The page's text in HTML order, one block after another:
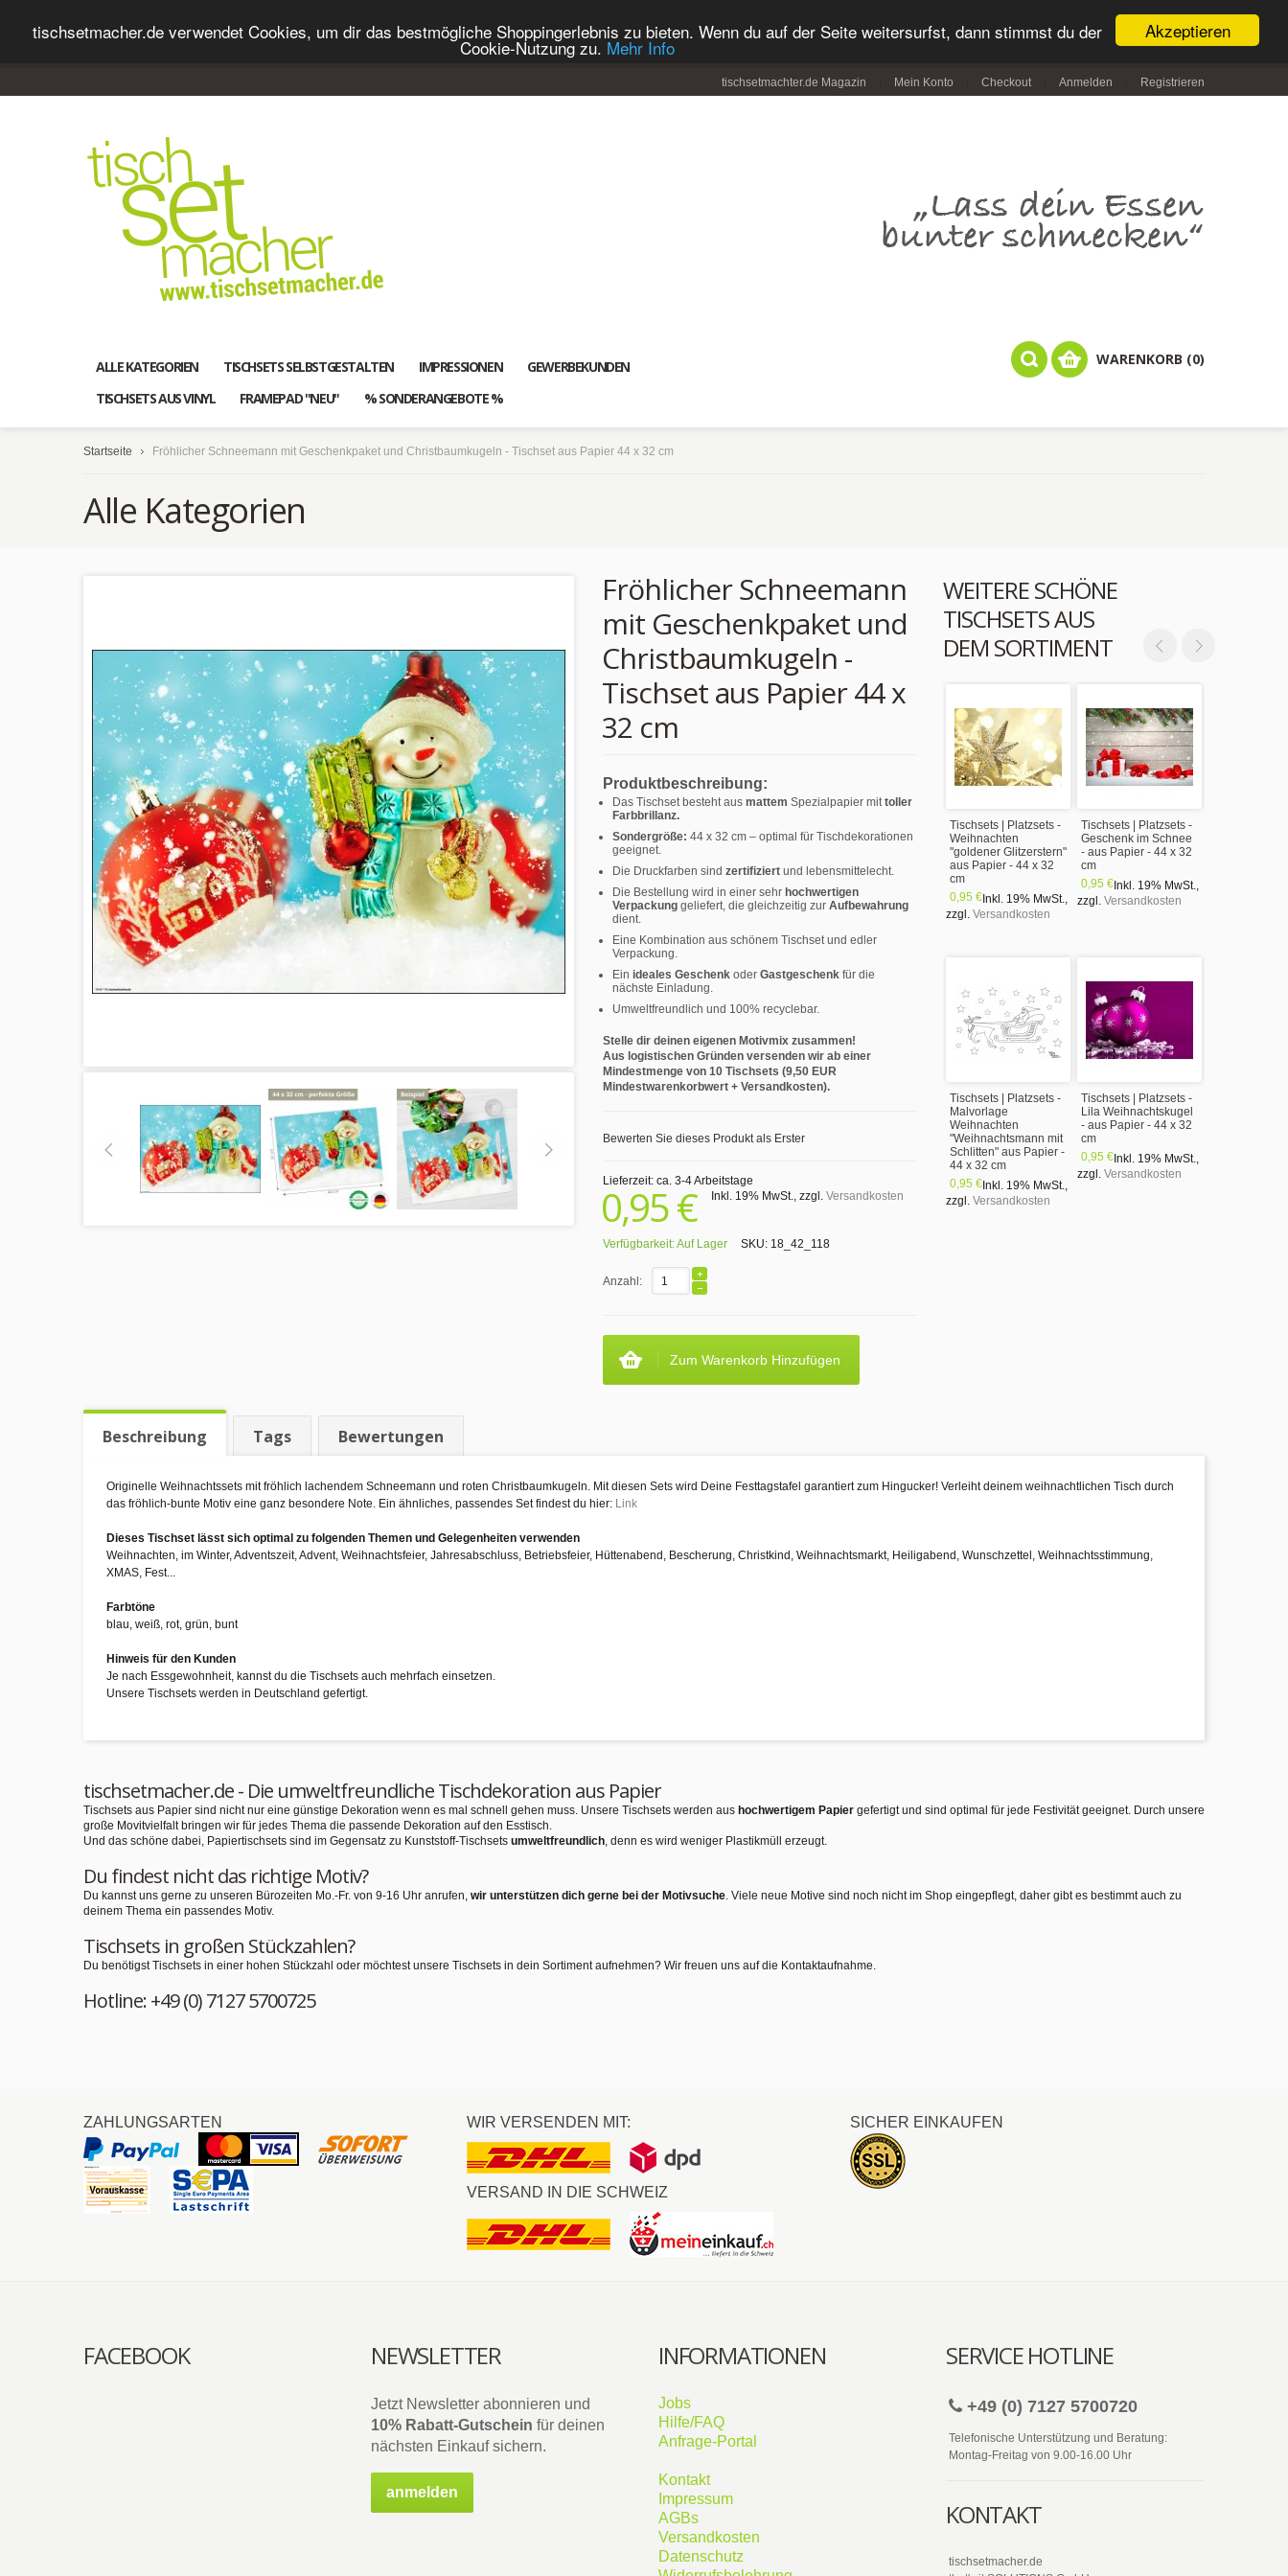
Akzeptieren
tischsetmacher.de verwendet Cookies, um dir das bestmögliche Shoppingerlebnis zu bieten. Wenn du auf der Seite weitersurfst, dann stimmst du der
Cookie-Nutzung zu. Mehr Info
tischsetmachter.de Magazin Mein Konto Checkout Anmelden Registrieren
ALLE KATEGORIEN TISCHSETS SELBSTGESTALTEN IMPRESSIONEN
GEWERBEKUNDEN
TISCHSETS AUS VINYL
FRAMEPAD "NEU" % SONDERANGEBOTE %
WARENKORB (0)
Startseite Fröhlicher Schneemann mit Geschenkpaket und Christbaumkugeln - Tischset aus Papier 44 x 32 cm
Alle Kategorien
WEITERE SCHÖNE
TISCHSETS AUS
DEM SORTIMENT
Tischsets | Platzsets -
Weihnachten
"goldener Glitzerstern"
aus Papier - 44 x 32
cm
0,95 € Inkl. 19% MwSt.,
zzgl. Versandkosten
Tischsets | Platzsets -
Geschenk im Schnee
- aus Papier - 44 x 32
cm
0,95 € Inkl. 19% MwSt.,
zzgl. Versandkosten
Tischsets | Platzsets -
Malvorlage
Weihnachten
"Weihnachtsmann mit
Schlitten" aus Papier -
44 x 32 cm
0,95 € Inkl. 19% MwSt.,
zzgl. Versandkosten
Tischsets | Platzsets -
Lila Weihnachtskugel
- aus Papier - 44 x 32
cm
0,95 € Inkl. 19% MwSt.,
zzgl. Versandkosten
Fröhlicher Schneemann
mit Geschenkpaket und
Christbaumkugeln -
Tischset aus Papier 44 x
32 cm
Produktbeschreibung:
Das Tischset besteht aus mattem Spezialpapier mittoller
Farbbrillanz.
Sondergröße: 44 x 32 cm – optimal für Tischdekorationen
geeignet.
Die Druckfarben sind zertifiziert und lebensmittelecht.
Die Bestellung wird in einer sehr hochwertigen
Verpackung geliefert, die gleichzeitig zur Aufbewahrung
dient.
Eine Kombination aus schönem Tischset und edler
Verpackung.
Ein ideales Geschenk oder Gastgeschenk für die
nächste Einladung.
Umweltfreundlich und 100% recyclebar.
Stelle dir deinen eigenen Motivmix zusammen!
Aus logistischen Gründen versenden wir ab einer
Mindestmenge von 10 Tischsets (9,50 EUR
Mindestwarenkorbwert + Versandkosten).
Bewerten Sie dieses Produkt als Erster
Lieferzeit: ca. 3-4 Arbeitstage
0,95 € Inkl. 19% MwSt., zzgl. Versandkosten
Verfügbarkeit:Auf Lager SKU: 18_42_118
Anzahl:
Zum Warenkorb Hinzufügen
Beschreibung Tags Bewertungen
Originelle Weihnachtssets mit fröhlich lachendem Schneemann und roten Christbaumkugeln. Mit diesen Sets wird Deine Festtagstafel garantiert zum Hingucker! Verleiht deinem weihnachtlichen Tisch durch
das fröhlich-bunte Motiv eine ganz besondere Note. Ein ähnliches, passendes Set findest du hier: Link
Dieses Tischset lässt sich optimal zu folgenden Themen und Gelegenheiten verwenden
Weihnachten, im Winter, Adventszeit, Advent, Weihnachtsfeier, Jahresabschluss, Betriebsfeier, Hüttenabend, Bescherung, Christkind, Weihnachtsmarkt, Heiligabend, Wunschzettel, Weihnachtsstimmung,
XMAS, Fest...
Farbtöne
blau, weiß, rot, grün, bunt
Hinweis für den Kunden
Je nach Essgewohnheit, kannst du die Tischsets auch mehrfach einsetzen.
Unsere Tischsets werden in Deutschland gefertigt.
tischsetmacher.de - Die umweltfreundliche Tischdekoration aus Papier
Tischsets aus Papier sind nicht nur eine günstige Dekoration wenn es mal schnell gehen muss. Unsere Tischsets werden aus hochwertigem Papier gefertigt und sind optimal für jede Festivität geeignet. Durch unsere
große Movitvielfalt bringen wir für jedes Thema die passende Dekoration auf den Esstisch.
Und das schöne dabei, Papiertischsets sind im Gegensatz zu Kunststoff-Tischsets umweltfreundlich, denn es wird weniger Plastikmüll erzeugt.
Du findest nicht das richtige Motiv?
Du kannst uns gerne zu unseren Bürozeiten Mo.-Fr. von 9-16 Uhr anrufen, wir unterstützen dich gerne bei der Motivsuche. Viele neue Motive sind noch nicht im Shop eingepflegt, daher gibt es bestimmt auch zu
deinem Thema ein passendes Motiv.
Tischsets in großen Stückzahlen?
Du benötigst Tischsets in einer hohen Stückzahl oder möchtest unsere Tischsets in dein Sortiment aufnehmen? Wir freuen uns auf die Kontaktaufnahme.
Hotline: +49 (0) 7127 5700725
ZAHLUNGSARTEN WIR VERSENDEN MIT:
VERSAND IN DIE SCHWEIZ
SICHER EINKAUFEN
FACEBOOK NEWSLETTER
Jetzt Newsletter abonnieren und
10% Rabatt-Gutschein für deinen
nächsten Einkauf sichern.
anmelden
INFORMATIONEN
Jobs
Hilfe/FAQ
Anfrage-Portal
Kontakt
Impressum
AGBs
Versandkosten
Datenschutz
SERVICE HOTLINE
+49 (0) 7127 5700720
Telefonische Unterstützung und Beratung:
Montag-Freitag von 9.00-16.00 Uhr
KONTAKT
tischsetmacher.de